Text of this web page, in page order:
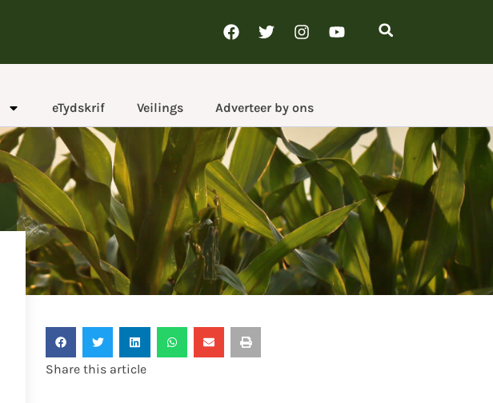
eTydskrif Veilings Adverteer by ons
Share this article